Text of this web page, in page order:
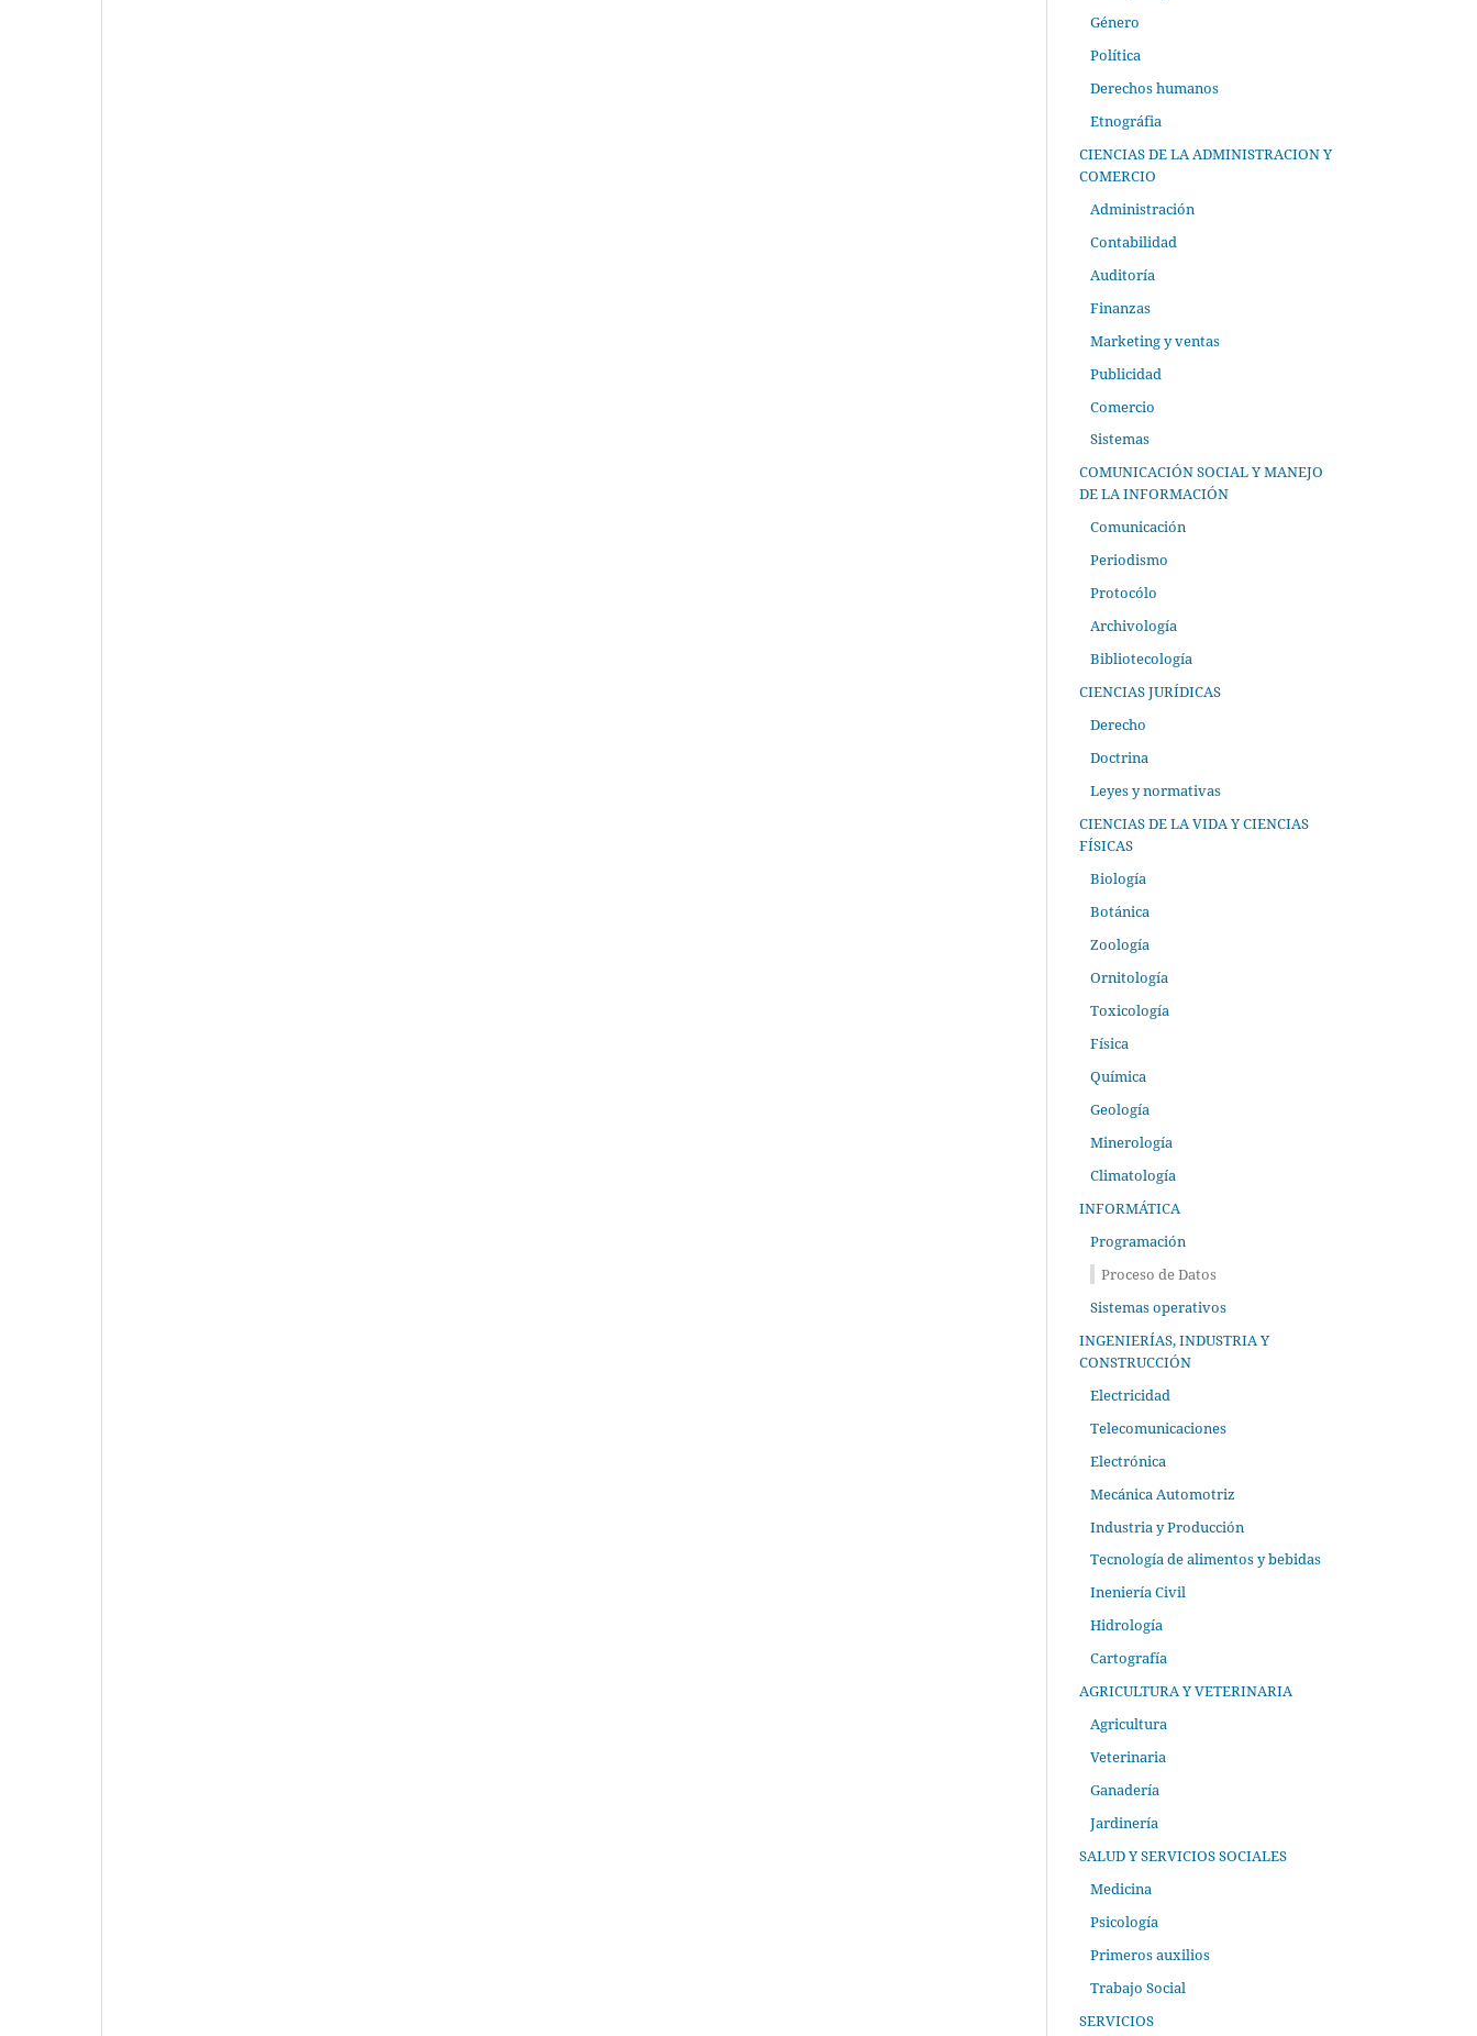
Género
Política
Derechos humanos
Etnográfia
CIENCIAS DE LA ADMINISTRACION Y
COMERCIO
Administración
Contabilidad
Auditoría
Finanzas
Marketing y ventas
Publicidad
Comercio
Sistemas
COMUNICACIÓN SOCIAL Y MANEJO
DE LA INFORMACIÓN
Comunicación
Periodismo
Protocólo
Archivología
Bibliotecología
CIENCIAS JURÍDICAS
Derecho
Doctrina
Leyes y normativas
CIENCIAS DE LA VIDA Y CIENCIAS
FÍSICAS
Biología
Botánica
Zoología
Ornitología
Toxicología
Física
Química
Geología
Minerología
Climatología
INFORMÁTICA
Programación
Proceso de Datos
Sistemas operativos
INGENIERÍAS, INDUSTRIA Y
CONSTRUCCIÓN
Electricidad
Telecomunicaciones
Electrónica
Mecánica Automotriz
Industria y Producción
Tecnología de alimentos y bebidas
Ineniería Civil
Hidrología
Cartografía
AGRICULTURA Y VETERINARIA
Agricultura
Veterinaria
Ganadería
Jardinería
SALUD Y SERVICIOS SOCIALES
Medicina
Psicología
Primeros auxilios
Trabajo Social
SERVICIOS